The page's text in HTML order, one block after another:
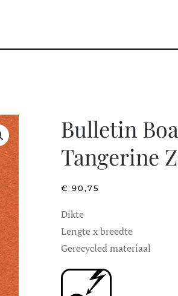
Bulletin
Tangerine
€ 90,75
Dikte
Lengte x breedte
Gerecycled materiaal